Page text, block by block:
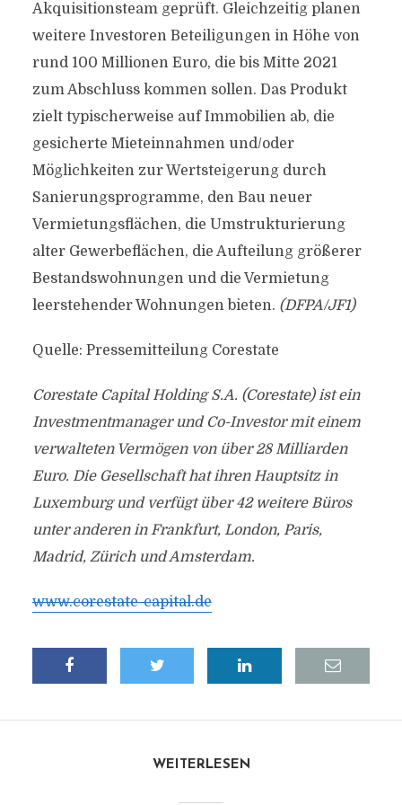
Akquisitionsteam geprüft. Gleichzeitig planen
weitere Investoren Beteiligungen in Höhe von
rund 100 Millionen Euro, die bis Mitte 2021
zum Abschluss kommen sollen. Das Produkt
zielt typischerweise auf Immobilien ab, die
gesicherte Mieteinnahmen und/oder
Möglichkeiten zur Wertsteigerung durch
Sanierungsprogramme, den Bau neuer
Vermietungsflächen, die Umstrukturierung
alter Gewerbeflächen, die Aufteilung größerer
Bestandswohnungen und die Vermietung
leerstehender Wohnungen bieten. (DFPA/JF1)
Quelle: Pressemitteilung Corestate
Corestate Capital Holding S.A. (Corestate) ist ein
Investmentmanager und Co-Investor mit einem
verwalteten Vermögen von über 28 Milliarden
Euro. Die Gesellschaft hat ihren Hauptsitz in
Luxemburg und verfügt über 42 weitere Büros
unter anderen in Frankfurt, London, Paris,
Madrid, Zürich und Amsterdam.
www.corestate-capital.de
WEITERLESEN